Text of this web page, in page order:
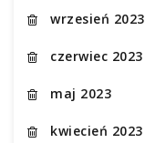
wrzesień 2023
czerwiec 2023
maj 2023
kwiecień 2023